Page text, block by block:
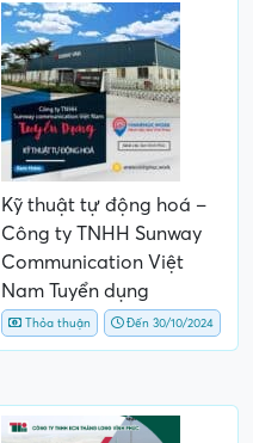
Kỹ thuật tự động hoá –
Công ty TNHH Sunway
Communication Việt
Nam Tuyển dụng
Thỏa thuận Đến 30/10/2024